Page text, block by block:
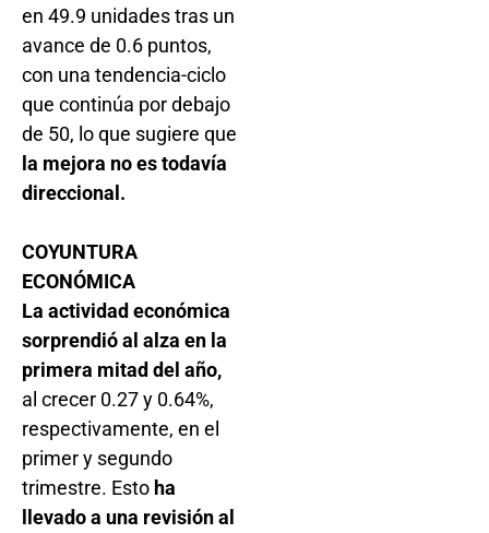
en 49.9 unidades tras un
avance de 0.6 puntos,
con una tendencia-ciclo
que continúa por debajo
de 50, lo que sugiere que
la mejora no es todavía
direccional.
COYUNTURA
ECONÓMICA
La actividad económica
sorprendió al alza en la
primera mitad del año,
al crecer 0.27 y 0.64%,
respectivamente, en el
primer y segundo
trimestre. Esto ha
llevado a una revisión al